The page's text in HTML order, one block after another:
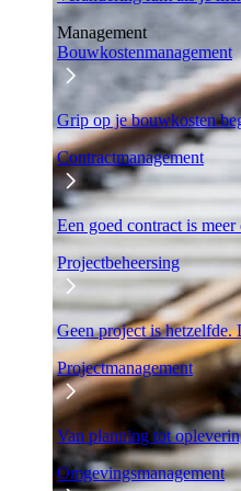
Management
Bouwkostenmanagement
Grip op je bouwkosten
Contractmanagement
Een goed contract is
Projectbeheersing
Geen project is hetzelfde.
Projectmanagement
Van planning tot
Omgevingsmanagement